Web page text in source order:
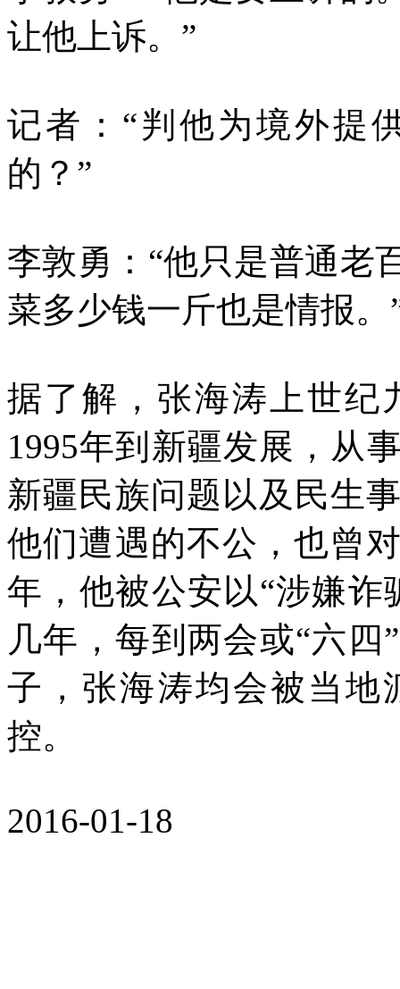
让他上诉。”
记者：“判他为境外提
的？”
李敦勇：“他只是普通老
菜多少钱一斤也是情报。
据了解，张海涛上世纪
1995年到新疆发展，从
新疆民族问题以及民生
他们遭遇的不公，也曾
年，他被公安以“涉嫌
几年，每到两会或“六
子，张海涛均会被当地
控。
2016-01-18